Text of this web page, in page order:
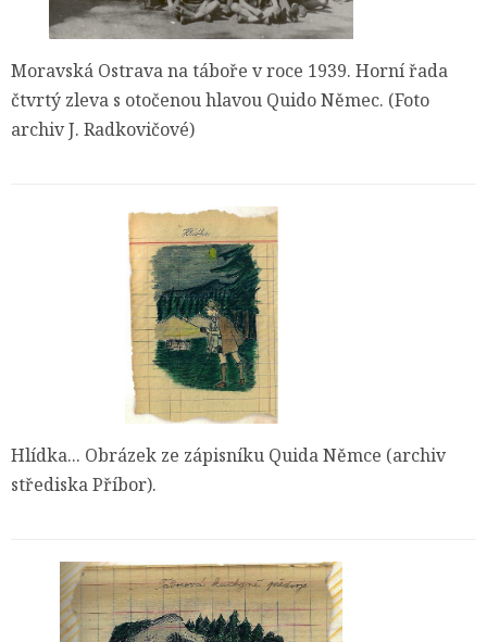
Moravská Ostrava na táboře v roce 1939. Horní řada
čtvrtý zleva s otočenou hlavou Quido Němec. (Foto
archiv J. Radkovičové)
Hlídka... Obrázek ze zápisníku Quida Němce (archiv
střediska Příbor).